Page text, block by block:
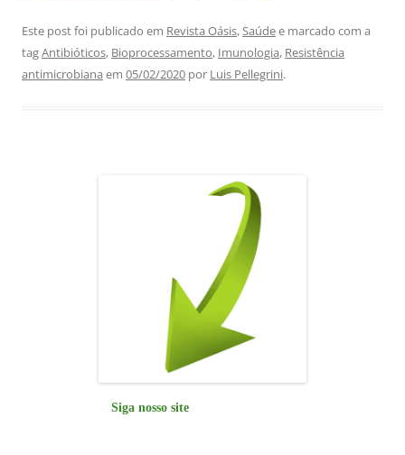
c
e
at
s
k
e
e
gr
ai
l
ar
e
Este post foi publicado em Revista Oásis, Saúdee marcado com a
tagAntibióticos, Bioprocessamento, Imunologia, Resistência
antimicrobiana em 05/02/2020 por Luis Pellegrini.
Siga nosso site